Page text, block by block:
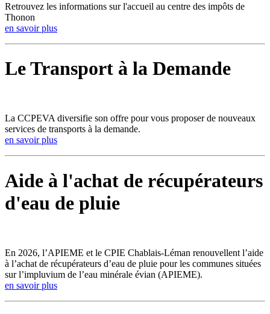
Retrouvez les informations sur l'accueil au centre des impôts de
Thonon
en savoir plus
Le Transport à la Demande
La CCPEVA diversifie son offre pour vous proposer de nouveaux
services de transports à la demande.
en savoir plus
Aide à l'achat de récupérateurs
d'eau de pluie
En 2026, l’APIEME et le CPIE Chablais-Léman renouvellent l’aide
à l’achat de récupérateurs d’eau de pluie pour les communes situées
sur l’impluvium de l’eau minérale évian (APIEME).
en savoir plus